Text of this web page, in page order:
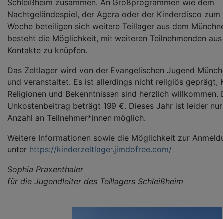
Schleißheim zusammen. An Großprogrammen wie dem
Nachtgeländespiel, der Agora oder der Kinderdisco zum
Woche beteiligen sich weitere Teillager aus dem
besteht die Möglichkeit, mit weiteren Teilnehmenden
Kontakte zu knüpfen.
Das Zeltlager wird von der Evangelischen Jugend
und veranstaltet. Es ist allerdings nicht religiös geprägt,
Religionen und Bekenntnissen sind herzlich willkommen.
Unkostenbeitrag beträgt 199 €. Dieses Jahr ist leider
Anzahl an Teilnehmer*innen möglich.
Weitere Informationen sowie die Möglichkeit zur
unter https://kinderzeltlager.jimdofree.com/
Sophia Praxenthaler
für die Jugendleiter des Teillagers Schleißheim